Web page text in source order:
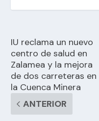
IU reclama un nuevo
centro de salud en
Zalamea y la mejora
de dos carreteras en
la Cuenca Minera
ANTERIOR